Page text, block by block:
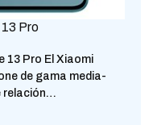
Pro
13 Pro El Xiaomi
de gama media-
relación…